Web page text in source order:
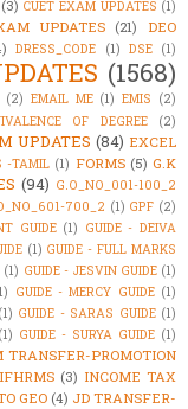
(3) CUET EXAM UPDATES (1)
UPDATES (21)
DEO
DRESS_CODE (1) DSE (1)
(1568)
(2) EMAIL ME (1) EMIS (2)
OF DEGREE (2)
UPDATES (84) EXCEL
-TAMIL (1) FORMS (5) G.K
(94) G.O_NO_001-100_2
700_2 (1) GPF (2)
GUIDE (1) GUIDE - DEIVA
(1) GUIDE - FULL MARKS
(1) GUIDE - JESVIN GUIDE (1)
GUIDE - MERCY GUIDE (1)
(1) GUIDE - SARAS GUIDE (1)
(1) GUIDE - SURYA GUIDE (1)
TRANSFER-PROMOTION
IFHRMS (3) INCOME TAX
GEO (4) JD TRANSFER-